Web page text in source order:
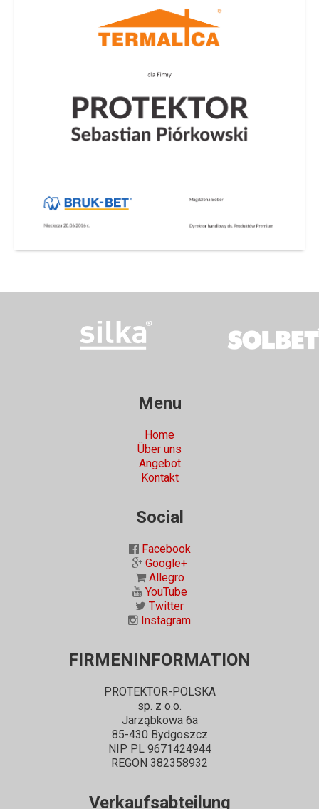
Menu
Home
Über uns
Angebot
Kontakt
Social
Facebook
Google+
Allegro
YouTube
Twitter
Instagram
FIRMENINFORMATION
PROTEKTOR-POLSKA
sp. z o.o.
Jarząbkowa 6a
85-430 Bydgoszcz
NIP PL 9671424944
REGON 382358932
Verkaufsabteilung